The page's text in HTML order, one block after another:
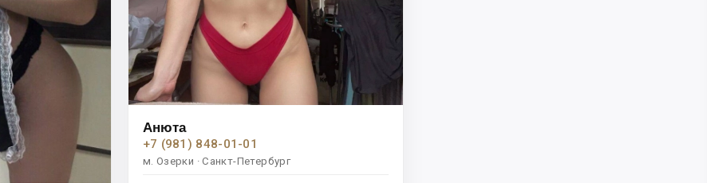
Анюта
+7 (981) 848-01-01
м. Озерки · Санкт-Петербург